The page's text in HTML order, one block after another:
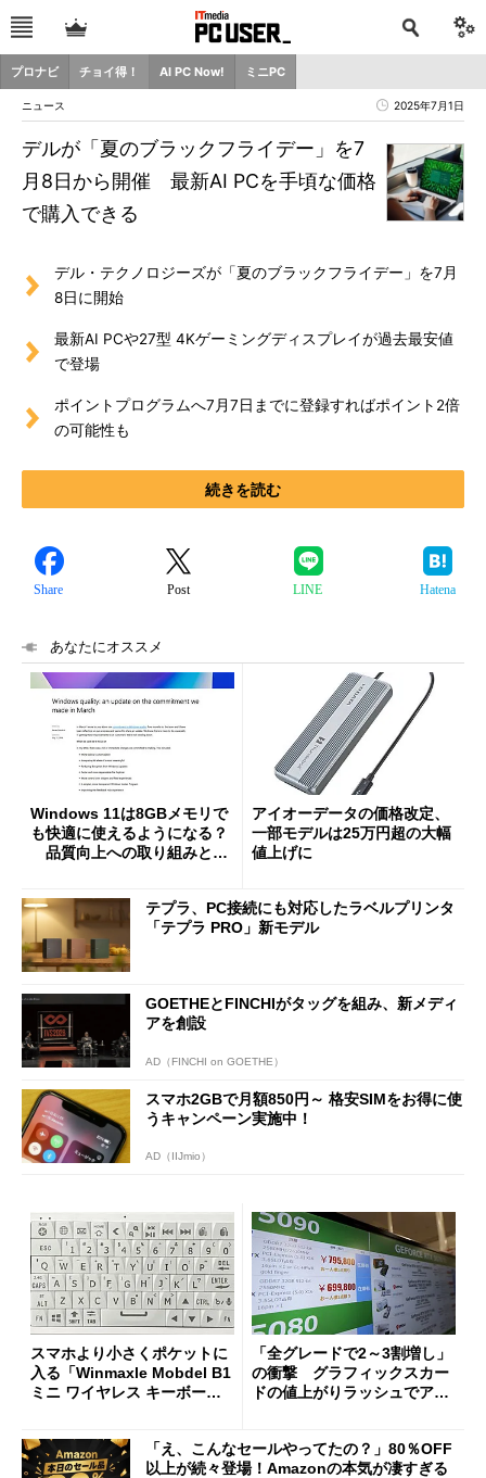
プロナビ チョイ得！ AI PC Now! ミニPC
ニュース 2025年7月1日
デルが「夏のブラックフライデー」を7
月8日から開催 最新AI PCを手頃な価格
で購入できる
デル・テクノロジーズが「夏のブラックフライデー」を7月
8日に開始
最新AI PCや27型 4Kゲーミングディスプレイが過去最安値
で登場
ポイントプログラムへ7月7日までに登録すればポイント2倍
の可能性も
続きを読む
Share Post LINE Hatena
あなたにオススメ
Windows 11は8GBメモリで
も快適に使えるようになる？
品質向上への取り組みと
アイオーデータの価格改定、
一部モデルは25万円超の大幅
値上げに
テプラ、PC接続にも対応したラベルプリンタ
「テプラ PRO」新モデル
GOETHEとFINCHIがタッグを組み、新メディ
アを創設
AD（FINCHI on GOETHE）
スマホ2GBで月額850円～ 格安SIMをお得に使
うキャンペーン実施中！
AD（IIJmio）
スマホより小さくポケットに
入る「Winmaxle Mobdel B1
ミニ ワイヤレス キーボー
「全グレードで2～3割増し」
の衝撃 グラフィックスカー
ドの値上がりラッシュでアキ
「え、こんなセールやってたの？」80％OFF
以上が続々登場！Amazonの本気が凄すぎる